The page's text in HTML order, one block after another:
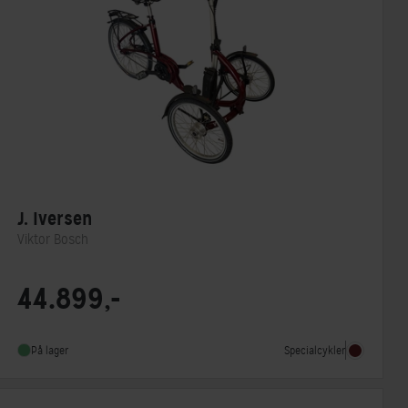
J. Iversen
Viktor Bosch
Motor model
44.899,-
På lager Specialcykler